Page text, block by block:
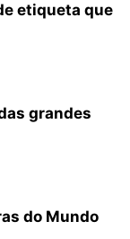
etiqueta que
grandes
do Mundo